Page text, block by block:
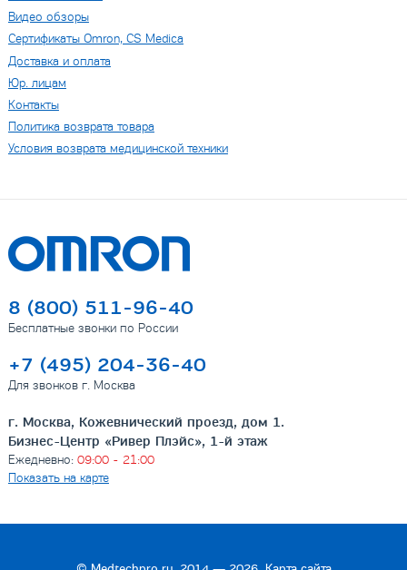
Видео обзоры
Сертификаты Omron, CS Medica
Доставка и оплата
Юр. лицам
Контакты
Политика возврата товара
Условия возврата медицинской техники
8 (800) 511-96-40
Бесплатные звонки по России
+7 (495) 204-36-40
Для звонков г. Москва
г. Москва, Кожевнический проезд, дом 1.
Бизнес-Центр «Ривер Плэйс», 1-й этаж
Ежедневно: 09:00 - 21:00
Показать на карте